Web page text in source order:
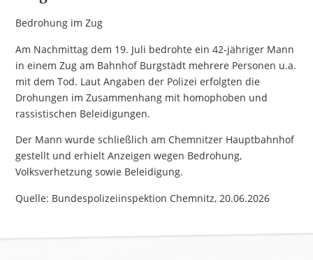
Bedrohung im Zug
Am Nachmittag dem 19. Juli bedrohte ein 42-jähriger Mann
in einem Zug am Bahnhof Burgstädt mehrere Personen u.a.
mit dem Tod. Laut Angaben der Polizei erfolgten die
Drohungen im Zusammenhang mit homophoben und
rassistischen Beleidigungen.
Der Mann wurde schließlich am Chemnitzer Hauptbahnhof
gestellt und erhielt Anzeigen wegen Bedrohung,
Volksverhetzung sowie Beleidigung.
Quelle: Bundespolizeiinspektion Chemnitz, 20.06.2026